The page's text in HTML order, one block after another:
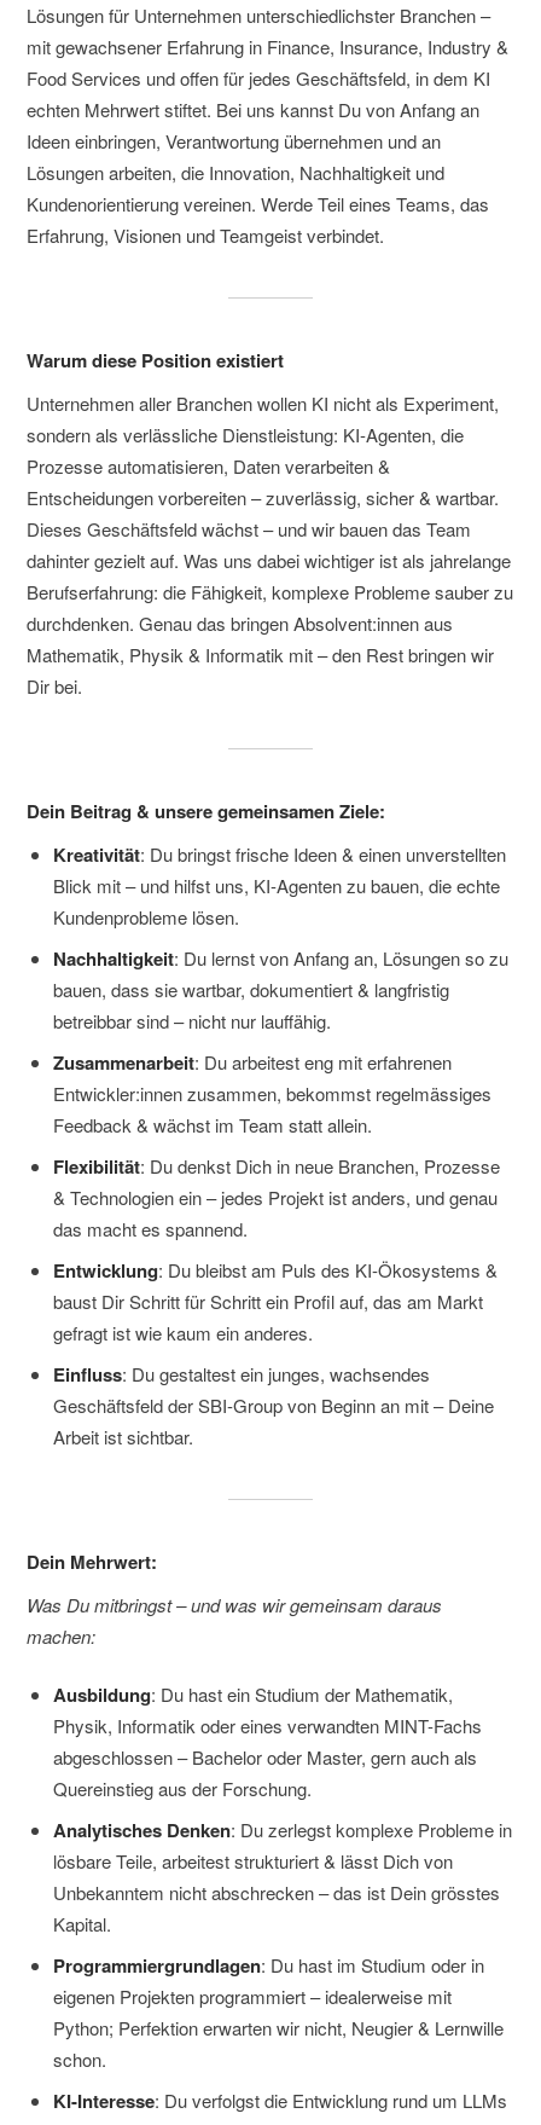
Lösungen für Unternehmen unterschiedlichster Branchen –
mit gewachsener Erfahrung in Finance, Insurance, Industry &
Food Services und offen für jedes Geschäftsfeld, in dem KI
echten Mehrwert stiftet. Bei uns kannst Du von Anfang an
Ideen einbringen, Verantwortung übernehmen und an
Lösungen arbeiten, die Innovation, Nachhaltigkeit und
Kundenorientierung vereinen. Werde Teil eines Teams, das
Erfahrung, Visionen und Teamgeist verbindet.
Warum diese Position existiert
Unternehmen aller Branchen wollen KI nicht als Experiment,
sondern als verlässliche Dienstleistung: KI-Agenten, die
Prozesse automatisieren, Daten verarbeiten &
Entscheidungen vorbereiten – zuverlässig, sicher & wartbar.
Dieses Geschäftsfeld wächst – und wir bauen das Team
dahinter gezielt auf. Was uns dabei wichtiger ist als jahrelange
Berufserfahrung: die Fähigkeit, komplexe Probleme sauber zu
durchdenken. Genau das bringen Absolvent:innen aus
Mathematik, Physik & Informatik mit – den Rest bringen wir
Dir bei.
Dein Beitrag & unsere gemeinsamen Ziele:
Kreativität: Du bringst frische Ideen & einen unverstellten
Blick mit – und hilfst uns, KI-Agenten zu bauen, die echte
Kundenprobleme lösen.
Nachhaltigkeit: Du lernst von Anfang an, Lösungen so zu
bauen, dass sie wartbar, dokumentiert & langfristig
betreibbar sind – nicht nur lauffähig.
Zusammenarbeit: Du arbeitest eng mit erfahrenen
Entwickler:innen zusammen, bekommst regelmässiges
Feedback & wächst im Team statt allein.
Flexibilität: Du denkst Dich in neue Branchen, Prozesse
& Technologien ein – jedes Projekt ist anders, und genau
das macht es spannend.
Entwicklung: Du bleibst am Puls des KI-Ökosystems &
baust Dir Schritt für Schritt ein Profil auf, das am Markt
gefragt ist wie kaum ein anderes.
Einfluss: Du gestaltest ein junges, wachsendes
Geschäftsfeld der SBI-Group von Beginn an mit – Deine
Arbeit ist sichtbar.
Dein Mehrwert:
Was Du mitbringst – und was wir gemeinsam daraus
machen:
Ausbildung: Du hast ein Studium der Mathematik,
Physik, Informatik oder eines verwandten MINT-Fachs
abgeschlossen – Bachelor oder Master, gern auch als
Quereinstieg aus der Forschung.
Analytisches Denken: Du zerlegst komplexe Probleme in
lösbare Teile, arbeitest strukturiert & lässt Dich von
Unbekanntem nicht abschrecken – das ist Dein grösstes
Kapital.
Programmiergrundlagen: Du hast im Studium oder in
eigenen Projekten programmiert – idealerweise mit
Python; Perfektion erwarten wir nicht, Neugier & Lernwille
schon.
KI-Interesse: Du verfolgst die Entwicklung rund um LLMs